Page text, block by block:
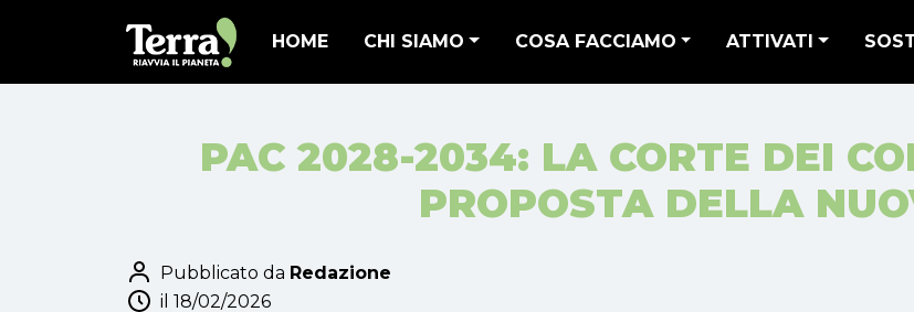
HOME CHI SIAMO COSA FACCIAMO ATTIVATI
PAC 2028-2034: LA CORTE DEI
PROPOSTA DELLA
Pubblicato da Redazione
il 18/02/2026